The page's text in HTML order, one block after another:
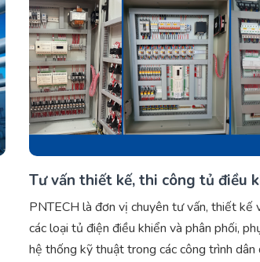
Tư vấn thiết kế, thi công tủ điều
PNTECH là đơn vị chuyên tư vấn, thiết kế
các loại tủ điện điều khiển và phân phối,
hệ thống kỹ thuật trong các công trình dân